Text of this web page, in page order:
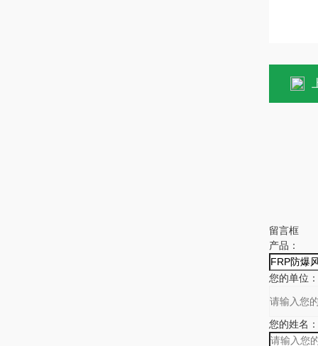
留言框
产品：
您的单位：
您的姓名：